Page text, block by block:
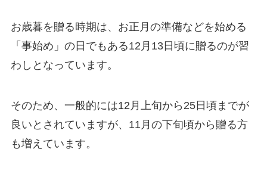
お歳暮を贈る時期は、お正月の準備などを始める
「事始め」の日でもある12月13日頃に贈るのが習
わしとなっています。
そのため、一般的には12月上旬から25日頃までが
良いとされていますが、11月の下旬頃から贈る方
も増えています。